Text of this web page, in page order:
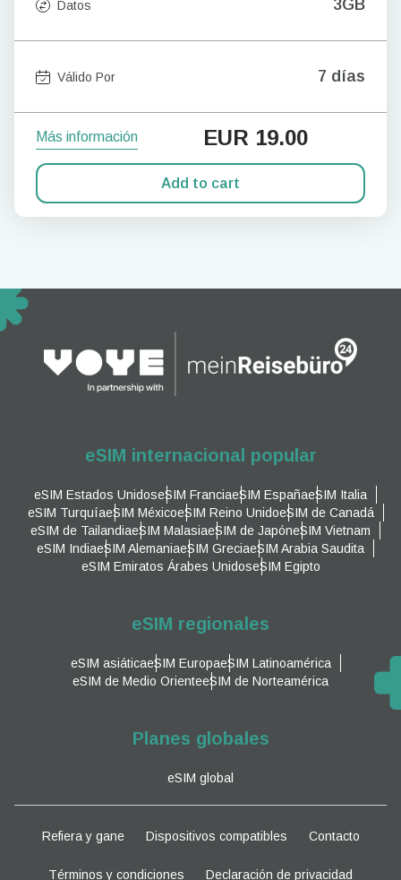
Datos 3GB
Válido Por 7 días
Más información EUR 19.00
Add to cart
eSIM internacional popular
eSIM Estados UnidoseSIM FranciaeSIM EspañaeSIM Italia
eSIM TurquíaeSIM MéxicoeSIM Reino UnidoeSIM de Canadá
eSIM de TailandiaeSIM MalasiaeSIM de JapóneSIM Vietnam
eSIM IndiaeSIM AlemaniaeSIM GreciaeSIM Arabia Saudita
eSIM Emiratos Árabes UnidoseSIM Egipto
eSIM regionales
eSIM asiáticaeSIM EuropaeSIM Latinoamérica
eSIM de Medio OrienteeSIM de Norteamérica
Planes globales
eSIM global
Refiera y gane Dispositivos compatibles Contacto
Términos y condiciones Declaración de privacidad